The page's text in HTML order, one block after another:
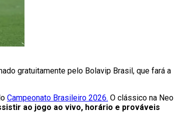
gratuitamente pelo Bolavip Brasil, que fará a
Campeonato Brasileiro 2026. O clássico na Neo
ao jogo ao vivo, horário e prováveis